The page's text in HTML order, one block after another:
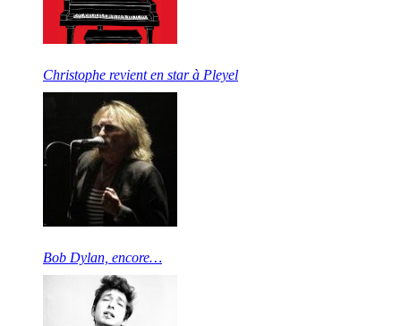
Christophe revient en star à Pleyel
Bob Dylan, encore…